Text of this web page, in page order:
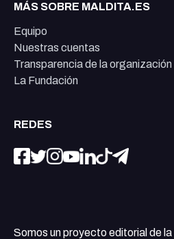
MÁS SOBRE MALDITA.ES
Equipo
Nuestras cuentas
Transparencia de la organización
La Fundación
REDES
Somos un proyecto editorial de la